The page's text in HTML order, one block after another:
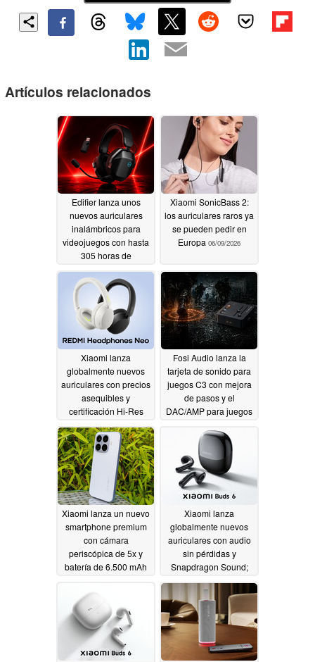
Artículos relacionados
Edifier lanza unos
nuevos auriculares
inalámbricos para
videojuegos con hasta
305 horas de
07/02/2026
Xiaomi SonicBass 2:
los auriculares raros ya
se pueden pedir en
Europa 06/09/2026
Xiaomi lanza
globalmente nuevos
auriculares con precios
asequibles y
certificación Hi-Res
05/29/2026
Fosi Audio lanza la
tarjeta de sonido para
juegos C3 con mejora
de pasos y el
DAC/AMP para juegos
Xiaomi lanza un nuevo
smartphone premium
con cámara
periscópica de 5x y
batería de 6.500 mAh
Xiaomi lanza
globalmente nuevos
auriculares con audio
sin pérdidas y
Snapdragon Sound;
confirmado en Europa
05/28/2026